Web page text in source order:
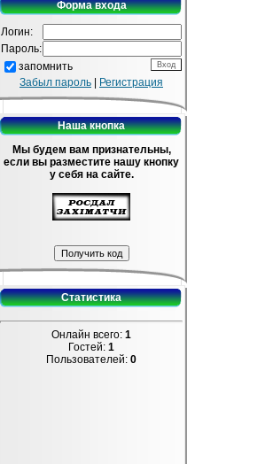
Форма входа
Логин:
Пароль:
запомнить
Забыл пароль
Регистрация
Наша кнопка
Мы будем вам признательны,
если вы разместите нашу кнопку
у себя на сайте.
Статистика
Онлайн всего: 1
Гостей: 1
Пользователей: 0